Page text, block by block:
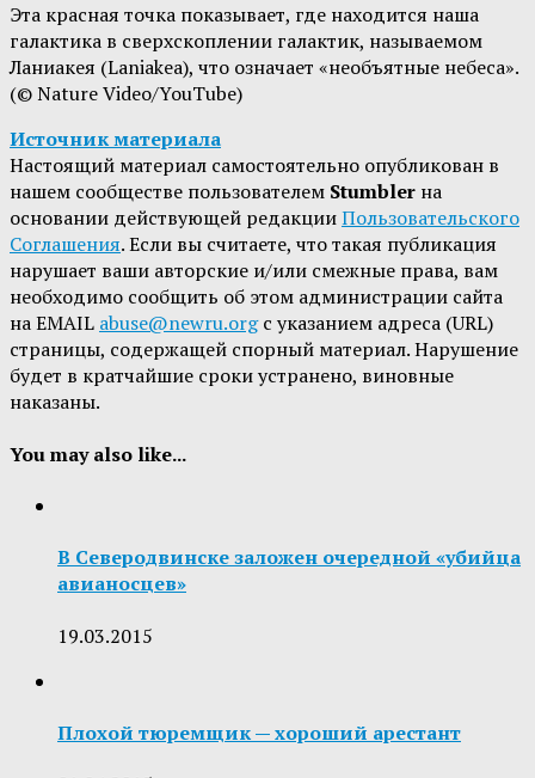
Эта красная точка показывает, где находится наша
галактика в сверхскоплении галактик, называемом
Ланиакея (Laniakea), что означает «необъятные небеса».
(© Nature Video/YouTube)
Источник материала
Настоящий материал самостоятельно опубликован в
нашем сообществе пользователем Stumbler на
основании действующей редакцииПользовательского
Соглашения. Если вы считаете, что такая публикация
нарушает ваши авторские и/или смежные права, вам
необходимо сообщить об этом администрации сайта
на EMAIL abuse@newru.orgс указанием адреса (URL)
страницы, содержащей спорный материал. Нарушение
будет в кратчайшие сроки устранено, виновные
наказаны.
You may also like...
В Северодвинске заложен очередной «убийца
авианосцев»
19.03.2015
Плохой тюремщик — хороший арестант